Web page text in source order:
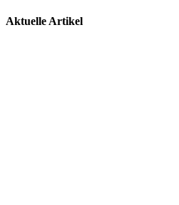
Aktuelle Artikel